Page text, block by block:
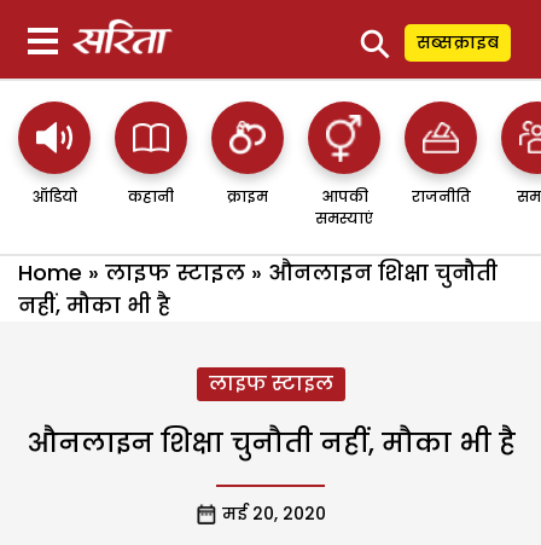
⚲ सब्सक्राइब
ऑडियो कहानी क्राइम
आपकी
समस्याएं
राजनीति
Home » लाइफ स्टाइल » औनलाइन शिक्षा चुनौती
नहीं, मौका भी है
लाइफ स्टाइल
औनलाइन शिक्षा चुनौती नहीं, मौका भी है
मई 20, 2020